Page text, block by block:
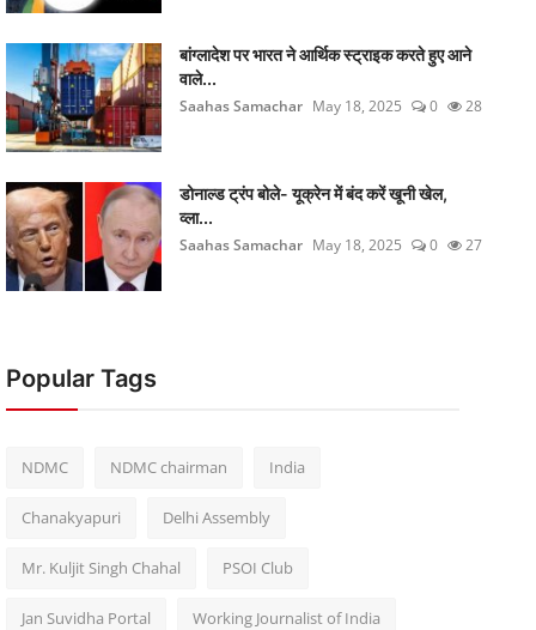
बांग्लादेश पर भारत ने आर्थिक स्ट्राइक करते हुए आने
वाले...
Saahas Samachar May 18, 2025 0 28
डोनाल्ड ट्रंप बोले- यूक्रेन में बंद करें खूनी खेल,
व्ला...
Saahas Samachar May 18, 2025 0 27
Popular Tags
NDMC NDMC chairman India
Chanakyapuri Delhi Assembly
Mr. Kuljit Singh Chahal PSOI Club
Jan Suvidha Portal Working Journalist of India